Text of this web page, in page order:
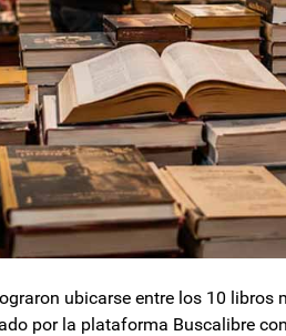
ubicarse entre los 10 libros
por la plataforma Buscalibre